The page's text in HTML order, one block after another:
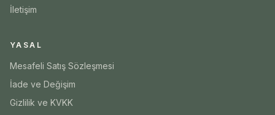
İletişim
YASAL
Mesafeli Satış Sözleşmesi
İade ve Değişim
Gizlilik ve KVKK